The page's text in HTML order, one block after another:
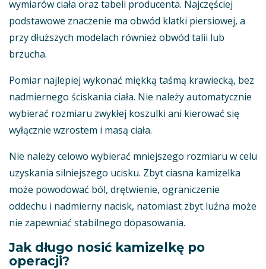
wymiarów ciała oraz tabeli producenta. Najczęściej
podstawowe znaczenie ma obwód klatki piersiowej, a
przy dłuższych modelach również obwód talii lub
brzucha.
Pomiar najlepiej wykonać miękką taśmą krawiecką, bez
nadmiernego ściskania ciała. Nie należy automatycznie
wybierać rozmiaru zwykłej koszulki ani kierować się
wyłącznie wzrostem i masą ciała.
Nie należy celowo wybierać mniejszego rozmiaru w celu
uzyskania silniejszego ucisku. Zbyt ciasna kamizelka
może powodować ból, drętwienie, ograniczenie
oddechu i nadmierny nacisk, natomiast zbyt luźna może
nie zapewniać stabilnego dopasowania.
Jak długo nosić kamizelkę po
operacji?